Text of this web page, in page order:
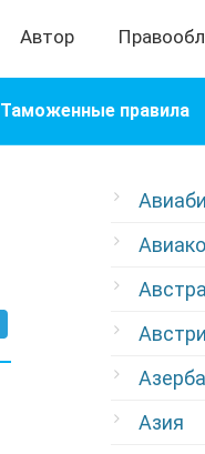
Автор
Таможенные правила
Азия